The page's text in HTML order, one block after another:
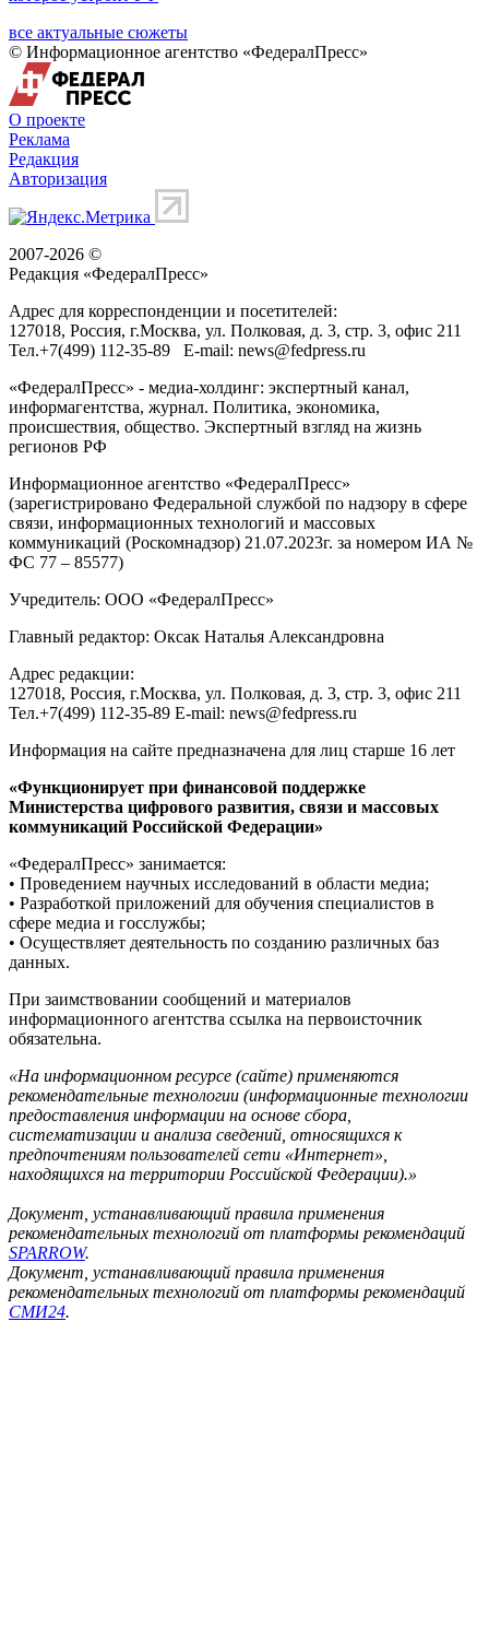
все актуальные сюжеты
© Информационное агентство «ФедералПресс»
О проекте
Реклама
Редакция
Авторизация
2007-2026 ©
Редакция «ФедералПресс»
Адрес для корреспонденции и посетителей:
127018, Россия, г.Москва, ул. Полковая, д. 3, стр. 3, офис 211
Тел.+7(499) 112-35-89 E-mail: news@fedpress.ru
«ФедералПресс» - медиа-холдинг: экспертный канал,
информагентства, журнал. Политика, экономика,
происшествия, общество. Экспертный взгляд на жизнь
регионов РФ
Информационное агентство «ФедералПресс»
(зарегистрировано Федеральной службой по надзору в сфере
связи, информационных технологий и массовых
коммуникаций (Роскомнадзор) 21.07.2023г. за номером ИА №
ФС 77 – 85577)
Учредитель: ООО «ФедералПресс»
Главный редактор: Оксак Наталья Александровна
Адрес редакции:
127018, Россия, г.Москва, ул. Полковая, д. 3, стр. 3, офис 211
Тел.+7(499) 112-35-89 E-mail: news@fedpress.ru
Информация на сайте предназначена для лиц старше 16 лет
«Функционирует при финансовой поддержке
Министерства цифрового развития, связи и массовых
коммуникаций Российской Федерации»
«ФедералПресс» занимается:
• Проведением научных исследований в области медиа;
• Разработкой приложений для обучения специалистов в
сфере медиа и госслужбы;
• Осуществляет деятельность по созданию различных баз
данных.
При заимствовании сообщений и материалов
информационного агентства ссылка на первоисточник
обязательна.
«На информационном ресурсе (сайте) применяются
рекомендательные технологии (информационные технологии
предоставления информации на основе сбора,
систематизации и анализа сведений, относящихся к
предпочтениям пользователей сети «Интернет»,
находящихся на территории Российской Федерации).»
Документ, устанавливающий правила применения
рекомендательных технологий от платформы рекомендаций
SPARROW.
Документ, устанавливающий правила применения
рекомендательных технологий от платформы рекомендаций
СМИ24.